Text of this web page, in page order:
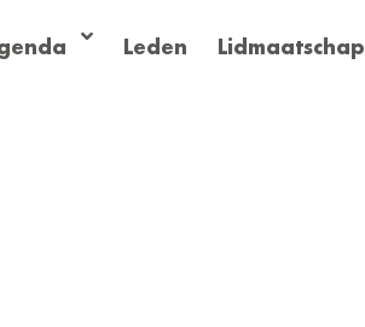
Leden Lidmaatschap